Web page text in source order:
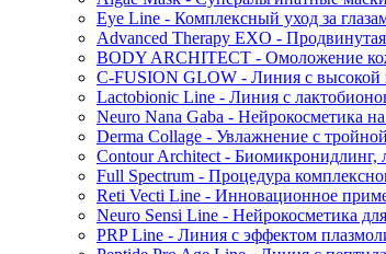
Eye Line - Комплексный уход за
Advanced Therapy EXO -
BODY ARCHITECT - Омоложение
C-FUSION GLOW - Линия с высокой
Lactobionic Line - Линия с
Neuro Nana Gaba - Нейрокосметика
Derma Collage - Увлажнение с
Contour Architect -
Full Spectrum - Процедура
Reti Vecti Line - Инновационное
Neuro Sensi Line - Нейрокосметика
PRP Line - Линия с эффектом